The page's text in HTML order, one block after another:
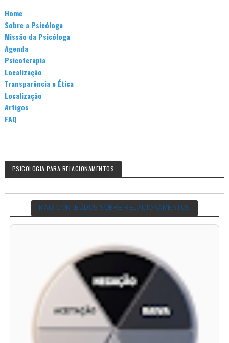
Home
Sobre a Psicóloga
Missão da Psicóloga
Agenda
Psicoterapia
Localização
Transparência e Ética
Localização
Artigos
FAQ
PSICOLOGIA PARA RELACIONAMENTOS
MAIS CONTEÚDOS SOBRE RELACIONAMENTOS